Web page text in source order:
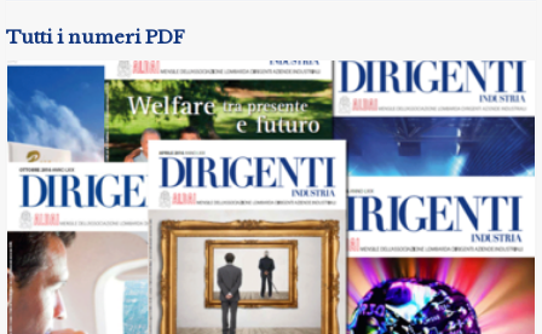
Tutti i numeri PDF